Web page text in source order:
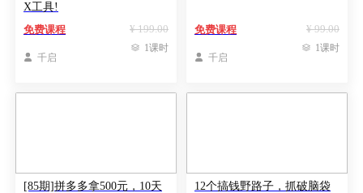
X工具!
¥ 199.00
免费课程
 千启
 1课时
¥ 99.00
免费课程
 千启
 1课时
[85期]拼多多拿500元，10天
12个搞钱野路子，抓破脑袋